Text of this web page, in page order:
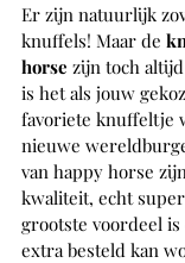
Er zijn natuurlijk
knuffels! Maar de
horse zijn toch
is het als jouw
favoriete knuffeltje
nieuwe
van happy horse
kwaliteit, echt
grootste voordeel
extra besteld kan